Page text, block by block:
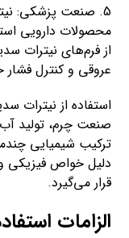
5. صنعت پزشکی:
محصولات دارویی
از فرم‌های نیترات
عروقی و کنترل فشار
استفاده از نیترات
صنعت چرم، تولید
ترکیب شیمیایی
دلیل خواص فیزیکی
قرار می‌گیرد.
الزامات